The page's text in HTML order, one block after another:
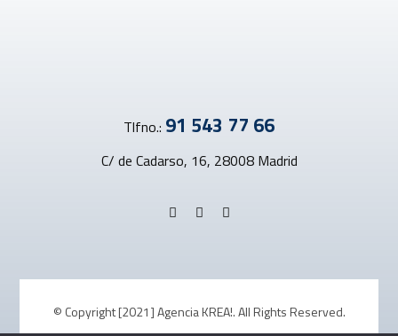
Tlfno.: 91 543 77 66
C/ de Cadarso, 16, 28008 Madrid
© Copyright [2021] Agencia KREA!. All Rights Reserved.